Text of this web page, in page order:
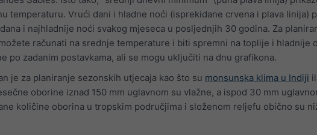
temperaturu. Vrući dani i hladne noći (isprekidane crvena i plava linija)
i najhladnije noći svakog mjeseca u posljednjih 30 godina. Za
računati na srednje temperature i biti spremni na toplije i hladnije
po zadanim postavkama, ali se mogu uključiti na dnu grafikona.
je za planiranje sezonskih utjecaja kao što su monsunska klima u Indiji
oborine iznad 150 mm uglavnom su vlažne, a ispod 30 mm
količine oborina u tropskim područjima i složenom reljefu obično su